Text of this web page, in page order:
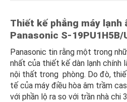
Thiết kế phẳng máy lạnh
Panasonic S-19PU1H5B/
Panasonic tin rằng một trong
nhất của thiết kế dàn lạnh chính
nội thất trong phòng. Do đò,
tế của máy điều hòa âm trầm
với phần lộ ra so với trần nhà chi